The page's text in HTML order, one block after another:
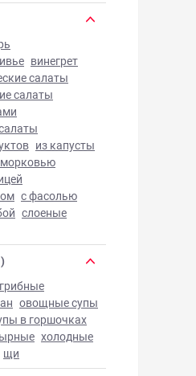
винегрет
салаты
салаты
из капусты
морковью
с фасолью
слоеные
грибные
овощные супы
в горшочках
холодные
щи